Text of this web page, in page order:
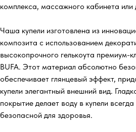
комплекса, массажного кабинета
Чаша купели изготовлена из
композита с использованием
высокопрочного гелькоута премиум-
BUFA. Этот материал абсолютно
обеспечивает глянцевый эффект,
купели элегантный внешний вид.
покрытие делает воду в купели
безопасной для здоровья.